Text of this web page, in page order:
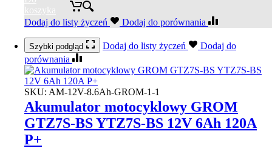
koszyka
Dodaj do listy życzeń
Dodaj do porównania
Szybki podgląd Dodaj do listy życzeń
Dodaj do
porównania
SKU: AM-12V-8.6Ah-GROM-1-1
Akumulator motocyklowy GROM
GTZ7S-BS YTZ7S-BS 12V 6Ah 120A
P+